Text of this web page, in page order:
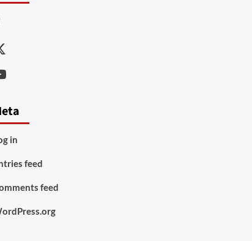
Facebook
Twitter
Youtube
in
feed
feed